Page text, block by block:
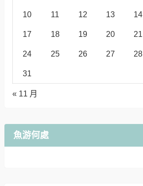
10 11 12 13 14
17 18 19 20 21
24 25 26 27 28
31
« 11 月
魚游何處